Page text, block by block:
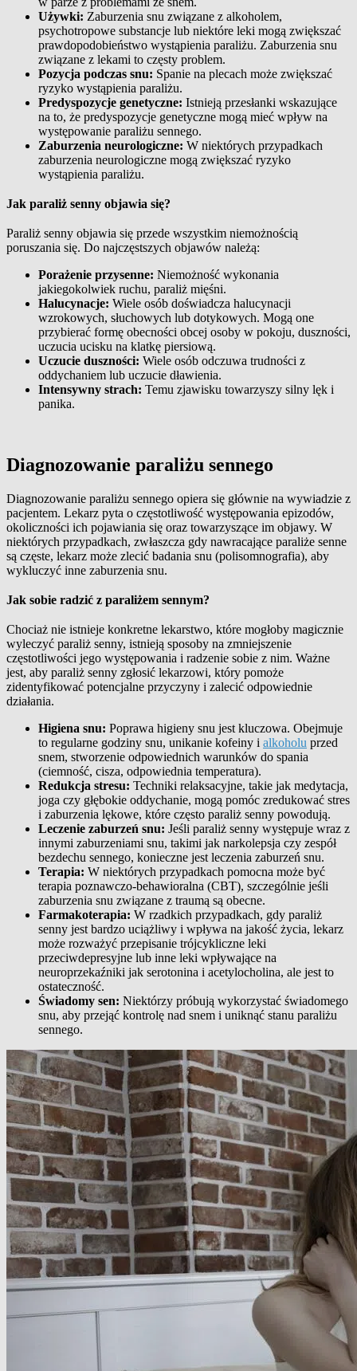
Używki: Zaburzenia snu związane z alkoholem,
psychotropowe substancje lub niektóre leki mogą zwiększać
prawdopodobieństwo wystąpienia paraliżu. Zaburzenia snu
związane z lekami to częsty problem.
Pozycja podczas snu: Spanie na plecach może zwiększać
ryzyko wystąpienia paraliżu.
Predyspozycje genetyczne: Istnieją przesłanki wskazujące
na to, że predyspozycje genetyczne mogą mieć wpływ na
występowanie paraliżu sennego.
Zaburzenia neurologiczne: W niektórych przypadkach
zaburzenia neurologiczne mogą zwiększać ryzyko
wystąpienia paraliżu.
Jak paraliż senny objawia się?
Paraliż senny objawia się przede wszystkim niemożnością
poruszania się. Do najczęstszych objawów należą:
Porażenie przysenne: Niemożność wykonania
jakiegokolwiek ruchu, paraliż mięśni.
Halucynacje: Wiele osób doświadcza halucynacji
wzrokowych, słuchowych lub dotykowych. Mogą one
przybierać formę obecności obcej osoby w pokoju, duszności,
uczucia ucisku na klatkę piersiową.
Uczucie duszności: Wiele osób odczuwa trudności z
oddychaniem lub uczucie dławienia.
Intensywny strach: Temu zjawisku towarzyszy silny lęk i
panika.
Diagnozowanie paraliżu sennego
Diagnozowanie paraliżu sennego opiera się głównie na wywiadzie z
pacjentem. Lekarz pyta o częstotliwość występowania epizodów,
okoliczności ich pojawiania się oraz towarzyszące im objawy. W
niektórych przypadkach, zwłaszcza gdy nawracające paraliże senne
są częste, lekarz może zlecić badania snu (polisomnografia), aby
wykluczyć inne zaburzenia snu.
Jak sobie radzić z paraliżem sennym?
Chociaż nie istnieje konkretne lekarstwo, które mogłoby magicznie
wyleczyć paraliż senny, istnieją sposoby na zmniejszenie
częstotliwości jego występowania i radzenie sobie z nim. Ważne
jest, aby paraliż senny zgłosić lekarzowi, który pomoże
zidentyfikować potencjalne przyczyny i zalecić odpowiednie
działania.
Higiena snu: Poprawa higieny snu jest kluczowa. Obejmuje
to regularne godziny snu, unikanie kofeiny i alkoholu przed
snem, stworzenie odpowiednich warunków do spania
(ciemność, cisza, odpowiednia temperatura).
Redukcja stresu: Techniki relaksacyjne, takie jak medytacja,
joga czy głębokie oddychanie, mogą pomóc zredukować stres
i zaburzenia lękowe, które często paraliż senny powodują.
Leczenie zaburzeń snu: Jeśli paraliż senny występuje wraz z
innymi zaburzeniami snu, takimi jak narkolepsja czy zespół
bezdechu sennego, konieczne jest leczenia zaburzeń snu.
Terapia: W niektórych przypadkach pomocna może być
terapia poznawczo-behawioralna (CBT), szczególnie jeśli
zaburzenia snu związane z traumą są obecne.
Farmakoterapia: W rzadkich przypadkach, gdy paraliż
senny jest bardzo uciążliwy i wpływa na jakość życia, lekarz
może rozważyć przepisanie trójcykliczne leki
przeciwdepresyjne lub inne leki wpływające na
neuroprzekaźniki jak serotonina i acetylocholina, ale jest to
ostateczność.
Świadomy sen: Niektórzy próbują wykorzystać świadomego
snu, aby przejąć kontrolę nad snem i uniknąć stanu paraliżu
sennego.